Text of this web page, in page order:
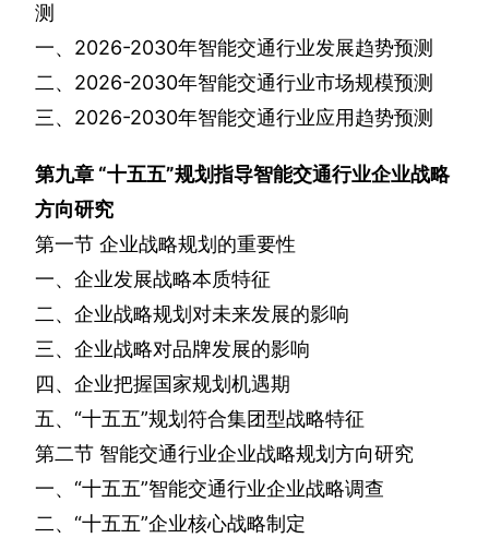
测
一、 2026-2030年智能交通行业发展趋势预测
二、 2026-2030年智能交通行业市场规模预测
三、 2026-2030年智能交通行业应用趋势预测
第九章 “十五五”规划指导智能交通行业企业战略
方向研究
第一节 企业战略规划的重要性
一、企业发展战略本质特征
二、企业战略规划对未来发展的影响
三、企业战略对品牌发展的影响
四、企业把握国家规划机遇期
五、“十五五”规划符合集团型战略特征
第二节 智能交通行业企业战略规划方向研究
一、“十五五”智能交通行业企业战略调查
二、“十五五”企业核心战略制定